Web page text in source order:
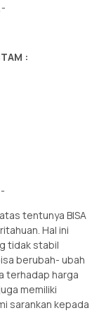
:
tentunya BISA
Hal ini
tidak stabil
berubah- ubah
terhadap harga
memiliki
sarankan kepada